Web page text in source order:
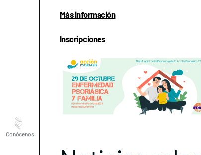
Conócenos
Más información
Inscripciones